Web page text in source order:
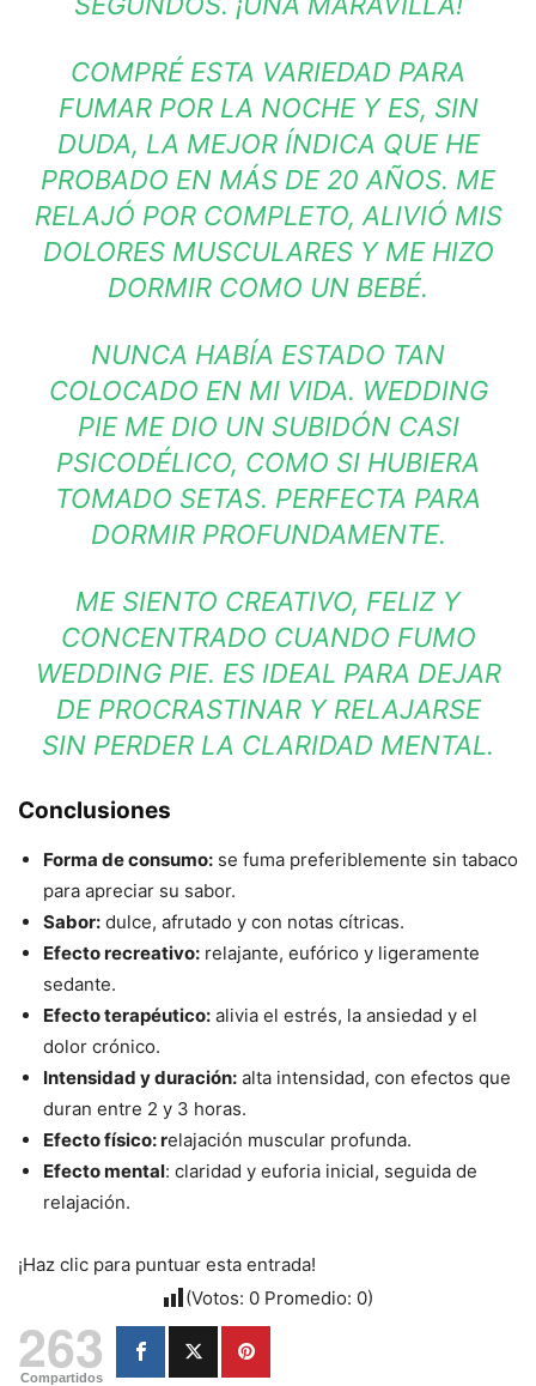
COMPRÉ ESTA VARIEDAD PARA
FUMAR POR LA NOCHE Y ES, SIN
DUDA, LA MEJOR ÍNDICA QUE HE
PROBADO EN MÁS DE 20 AÑOS. ME
RELAJÓ POR COMPLETO, ALIVIÓ MIS
DOLORES MUSCULARES Y ME HIZO
DORMIR COMO UN BEBÉ.
NUNCA HABÍA ESTADO TAN
COLOCADO EN MI VIDA. WEDDING
PIE ME DIO UN SUBIDÓN CASI
PSICODÉLICO, COMO SI HUBIERA
TOMADO SETAS. PERFECTA PARA
DORMIR PROFUNDAMENTE.
ME SIENTO CREATIVO, FELIZ Y
CONCENTRADO CUANDO FUMO
WEDDING PIE. ES IDEAL PARA DEJAR
DE PROCRASTINAR Y RELAJARSE
SIN PERDER LA CLARIDAD MENTAL.
Conclusiones
Forma de consumo: se fuma preferiblemente sin tabaco
para apreciar su sabor.
Sabor: dulce, afrutado y con notas cítricas.
Efecto recreativo: relajante, eufórico y ligeramente
sedante.
Efecto terapéutico: alivia el estrés, la ansiedad y el
dolor crónico.
Intensidad y duración: alta intensidad, con efectos que
duran entre 2 y 3 horas.
Efecto físico: relajación muscular profunda.
Efecto mental: claridad y euforia inicial, seguida de
relajación.
¡Haz clic para puntuar esta entrada!
(Votos: 0 Promedio: 0)
263
Compartidos